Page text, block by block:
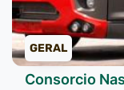
GERAL
Consorcio